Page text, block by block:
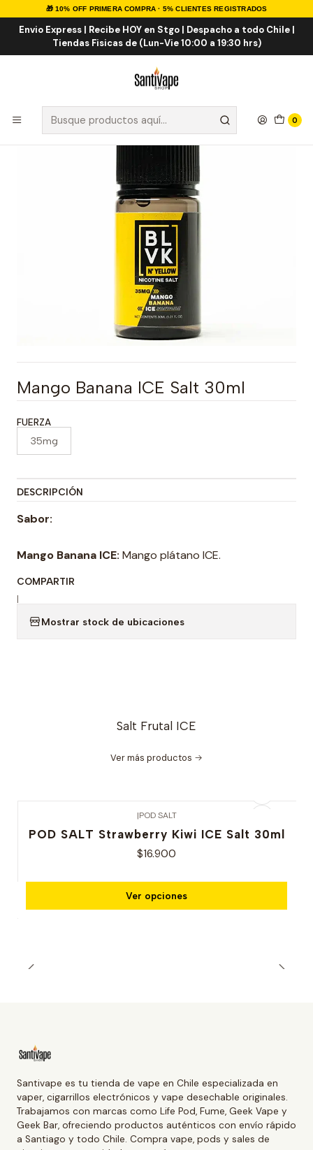
🎁 10% OFF PRIMERA COMPRA · 5% CLIENTES REGISTRADOS
Envio Express | Recibe HOY en Stgo | Despacho a todo Chile |
Tiendas Fisicas de (Lun-Vie 10:00 a 19:30 hrs)
0
Inicio Sales de Nicotina Salt Nic Importadas
Mango Banana ICE Salt 30ml
Mango Banana ICE Salt 30ml
FUERZA
35mg
DESCRIPCIÓN
Sabor:
Mango Banana ICE: Mango plátano ICE.
COMPARTIR
|
Mostrar stock de ubicaciones
Salt Frutal ICE
Ver más productos
|POD SALT
POD SALT Strawberry Kiwi ICE Salt 30ml
$16.900
Ver opciones
Santivape es tu tienda de vape en Chile especializada en
vaper, cigarrillos electrónicos y vape desechable originales.
Trabajamos con marcas como Life Pod, Fume, Geek Vape y
Geek Bar, ofreciendo productos auténticos con envío rápido
a Santiago y todo Chile. Compra vape, pods y sales de